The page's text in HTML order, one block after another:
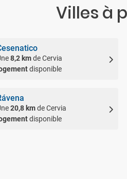
Villes à
8,2 kmde Cervia
disponible
20,8 kmde Cervia
disponible